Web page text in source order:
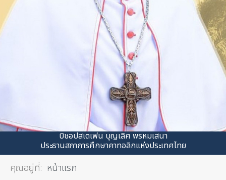
บิชอปสเตเฟน บุญเลิศ พรหมเสนา
ประธานสภาการศึกษาคาทอลิกแห่งประเทศไทย
คุณอยู่ที่: หน้าแรก